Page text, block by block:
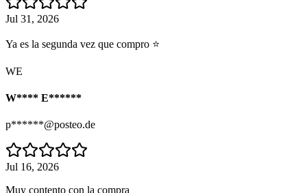
Jul 31, 2026
Ya es la segunda vez que compro ⭐
WE
W**** E******
p******@posteo.de
Jul 16, 2026
Muy contento con la compra